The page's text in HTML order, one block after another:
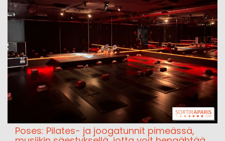
Poses: Pilates- ja joogatunnit pimeässä,